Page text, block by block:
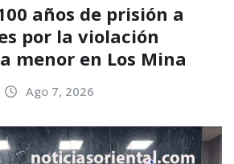
años de prisión a
por la violación
menor en Los Mina
Ago 7, 2026